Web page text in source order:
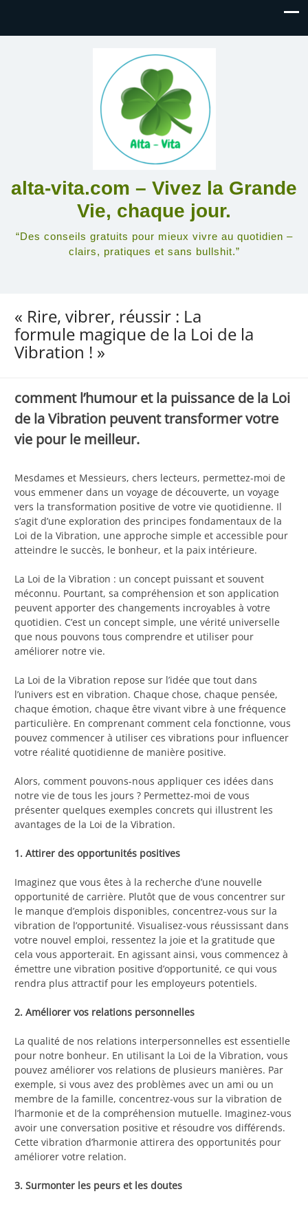
alta-vita.com – Vivez la Grande
Vie, chaque jour.
“Des conseils gratuits pour mieux vivre au quotidien –
clairs, pratiques et sans bullshit.”
« Rire, vibrer, réussir : La
formule magique de la Loi de la
Vibration ! »
comment l’humour et la puissance de la Loi
de la Vibration peuvent transformer votre
vie pour le meilleur.
Mesdames et Messieurs, chers lecteurs, permettez-moi de
vous emmener dans un voyage de découverte, un voyage
vers la transformation positive de votre vie quotidienne. Il
s’agit d’une exploration des principes fondamentaux de la
Loi de la Vibration, une approche simple et accessible pour
atteindre le succès, le bonheur, et la paix intérieure.
La Loi de la Vibration : un concept puissant et souvent
méconnu. Pourtant, sa compréhension et son application
peuvent apporter des changements incroyables à votre
quotidien. C’est un concept simple, une vérité universelle
que nous pouvons tous comprendre et utiliser pour
améliorer notre vie.
La Loi de la Vibration repose sur l’idée que tout dans
l’univers est en vibration. Chaque chose, chaque pensée,
chaque émotion, chaque être vivant vibre à une fréquence
particulière. En comprenant comment cela fonctionne, vous
pouvez commencer à utiliser ces vibrations pour influencer
votre réalité quotidienne de manière positive.
Alors, comment pouvons-nous appliquer ces idées dans
notre vie de tous les jours ? Permettez-moi de vous
présenter quelques exemples concrets qui illustrent les
avantages de la Loi de la Vibration.
1. Attirer des opportunités positives
Imaginez que vous êtes à la recherche d’une nouvelle
opportunité de carrière. Plutôt que de vous concentrer sur
le manque d’emplois disponibles, concentrez-vous sur la
vibration de l’opportunité. Visualisez-vous réussissant dans
votre nouvel emploi, ressentez la joie et la gratitude que
cela vous apporterait. En agissant ainsi, vous commencez à
émettre une vibration positive d’opportunité, ce qui vous
rendra plus attractif pour les employeurs potentiels.
2. Améliorer vos relations personnelles
La qualité de nos relations interpersonnelles est essentielle
pour notre bonheur. En utilisant la Loi de la Vibration, vous
pouvez améliorer vos relations de plusieurs manières. Par
exemple, si vous avez des problèmes avec un ami ou un
membre de la famille, concentrez-vous sur la vibration de
l’harmonie et de la compréhension mutuelle. Imaginez-vous
avoir une conversation positive et résoudre vos différends.
Cette vibration d’harmonie attirera des opportunités pour
améliorer votre relation.
3. Surmonter les peurs et les doutes